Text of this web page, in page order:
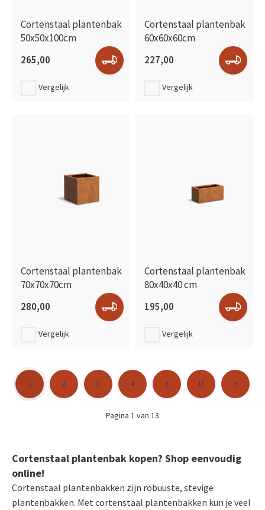
Cortenstaal plantenbak
50x50x100cm
265,00
Vergelijk
Cortenstaal plantenbak
60x60x60cm
227,00
Vergelijk
Cortenstaal plantenbak
70x70x70cm
280,00
Vergelijk
Cortenstaal plantenbak
80x40x40 cm
195,00
Vergelijk
Pagina 1 van 13
1 2 3 4 5 13
Cortenstaal plantenbak kopen? Shop eenvoudig
online!
Cortenstaal plantenbakken zijn robuuste, stevige
plantenbakken. Met cortenstaal plantenbakken kun je veel